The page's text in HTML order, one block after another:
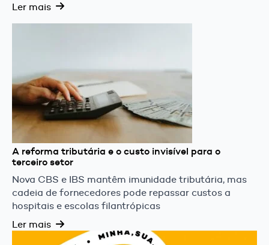
Ler mais
A reforma tributária e o custo invisível para o
terceiro setor
Nova CBS e IBS mantêm imunidade tributária, mas
cadeia de fornecedores pode repassar custos a
hospitais e escolas filantrópicas
Ler mais